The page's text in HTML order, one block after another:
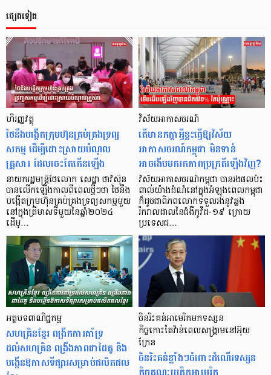
ផ្សេងទៀត
ហិរញ្ញវត្ថុ
ថៃនឹងបង្កើតក្រុមហ៊ុនគ្រប់គ្រងទ្រព្យ
សកម្ម ដើម្បីដោះស្រាយបំណុល
គ្រួសារ ដែលចេះតែកើនឡើង
នាយករដ្ឋមន្ត្រីថៃលោក សេដ្ឋា ថាវីស៊ីន
បានលើកឡើងកាលពីពេលថ្មីៗថា ថៃនឹង
បង្កើតក្រុមហ៊ុនគ្រប់គ្រងទ្រព្យសកម្មមួយ
នៅក្នុងត្រីមាសទីមួយនៃឆ្នាំ២០២៤
ដើម្…
វិស័យអាកាសចរណ៍
តើមានកត្តាអ្វីខ្លះធ្វើឱ្យវិស័យ
អាកាសចរណ៍កម្ពុជា មិនទាន់
អាចងើបមករកភាពប្រក្រតីឡើងវិញ?
វិស័យអាកាសចរណ៍កម្ពុជា បានរងផលប៉ះ
ពាល់យ៉ាងដំណំនៅក្នុងអំឡុងពេលកម្ពុជា
ក៏ដូចជាពិភពលោកទទួលរងនូវឆ្លង
រីករាលដាលនៃជំងឺកូវីដ-១៩ ក្រោយ
ប្រទេសជ…
អត្ថបទពាណិជ្ជកម្ម
សហគ្រិនខ្មែរ ពង្រីកការគាំទ្រ
ដល់សហគ្រិន ពង្រឹងភាពជាដៃគូ និង
បង្កើនឱកាសទីផ្សារសម្រាប់ផលិតផល
ចិនរិះគន់អាមេរិកមកទស្សន
កិច្ចកោះតៃវ៉ាន់ពេលសង្គ្រាមនៅអ៊ុយ
ក្រែន
ចិនរិះគន់ខ្លាំងៗចំពោះដំណើរទស្សន